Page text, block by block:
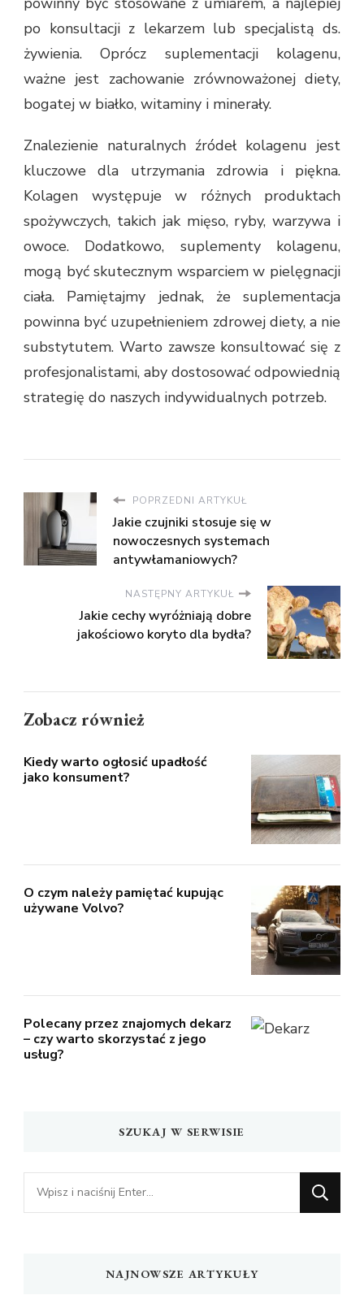
po konsultacji z lekarzem lub specjalistą ds.
żywienia. Oprócz suplementacji kolagenu,
ważne jest zachowanie zrównoważonej diety,
bogatej w białko, witaminy i minerały.
Znalezienie naturalnych źródeł kolagenu jest
kluczowe dla utrzymania zdrowia i piękna.
Kolagen występuje w różnych produktach
spożywczych, takich jak mięso, ryby, warzywa i
owoce. Dodatkowo, suplementy kolagenu,
mogą być skutecznym wsparciem w pielęgnacji
ciała. Pamiętajmy jednak, że suplementacja
powinna być uzupełnieniem zdrowej diety, a nie
substytutem. Warto zawsze konsultować się z
profesjonalistami, aby dostosować odpowiednią
strategię do naszych indywidualnych potrzeb.
POPRZEDNI ARTYKUŁ
Jakie czujniki stosuje się w
nowoczesnych systemach
antywłamaniowych?
NASTĘPNY ARTYKUŁ
Jakie cechy wyróżniają dobre
jakościowo koryto dla bydła?
Zobacz również
Kiedy warto ogłosić upadłość
jako konsument?
O czym należy pamiętać kupując
używane Volvo?
Polecany przez znajomych dekarz
– czy warto skorzystać z jego
usług?
SZUKAJ W SERWISIE
Szukasz
czegoś?
NAJNOWSZE ARTYKUŁY